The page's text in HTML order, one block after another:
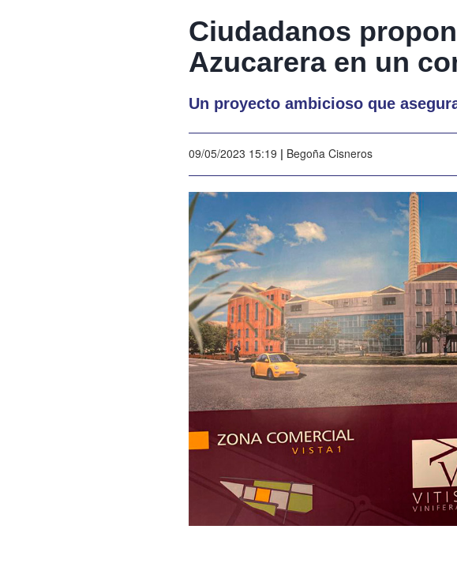
Ciudadanos
Azucarera en un
Un proyecto ambicioso que
09/05/2023 15:19 | Begoña Cisneros